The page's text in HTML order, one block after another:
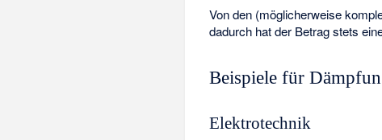
Von den (möglicherweise
dadurch hat der Betrag stets
Beispiele für
Elektrotechnik